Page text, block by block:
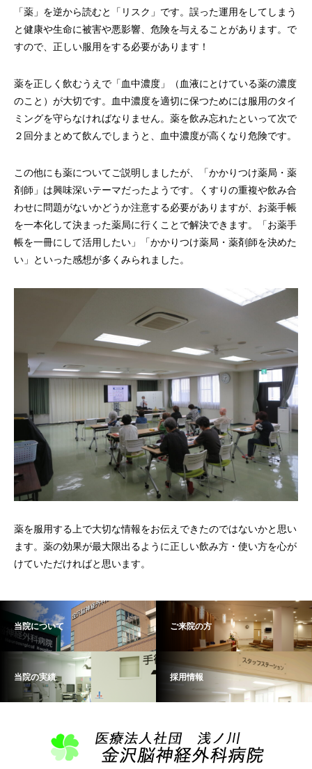
「薬」を逆から読むと「リスク」です。誤った運用をしてしまう
と健康や生命に被害や悪影響、危険を与えることがあります。で
すので、正しい服用をする必要があります！
薬を正しく飲むうえで「血中濃度」（血液にとけている薬の濃度
のこと）が大切です。血中濃度を適切に保つためには服用のタイ
ミングを守らなければなりません。薬を飲み忘れたといって次で
２回分まとめて飲んでしまうと、血中濃度が高くなり危険です。
この他にも薬についてご説明しましたが、「かかりつけ薬局・薬
剤師」は興味深いテーマだったようです。くすりの重複や飲み合
わせに問題がないかどうか注意する必要がありますが、お薬手帳
を一本化して決まった薬局に行くことで解決できます。「お薬手
帳を一冊にして活用したい」「かかりつけ薬局・薬剤師を決めた
い」といった感想が多くみられました。
薬を服用する上で大切な情報をお伝えできたのではないかと思い
ます。薬の効果が最大限出るように正しい飲み方・使い方を心が
けていただければと思います。
当院について ご来院の方
当院の実績 採用情報